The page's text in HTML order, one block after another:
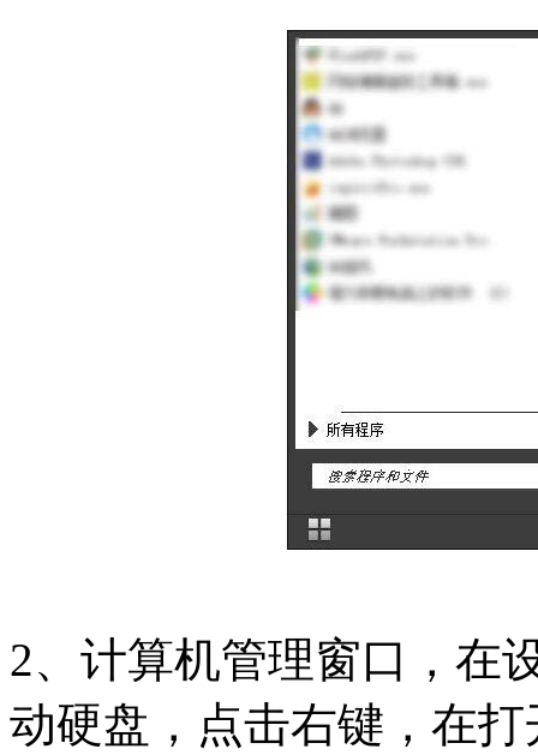
2、计算机管理窗口，在
动硬盘，点击右键，在